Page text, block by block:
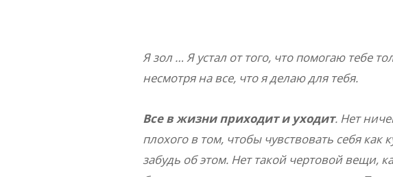
Я зол … Я устал от того, что помогаю тебе
несмотря на все, что я делаю для тебя.
Все в жизни приходит и уходит. Нет
плохого в том, чтобы чувствовать себя
забудь об этом. Нет такой чертовой вещи,